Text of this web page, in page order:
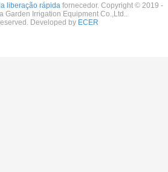
liberação rápidafornecedor. Copyright © 2019 -
Garden Irrigation Equipment Co.,Ltd..
Developed by ECER